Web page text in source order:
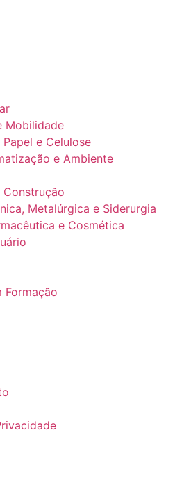
Mobilidade
Papel e Celulose
e Ambiente
Construção
Metalúrgica e Siderurgia
e Cosmética
Formação